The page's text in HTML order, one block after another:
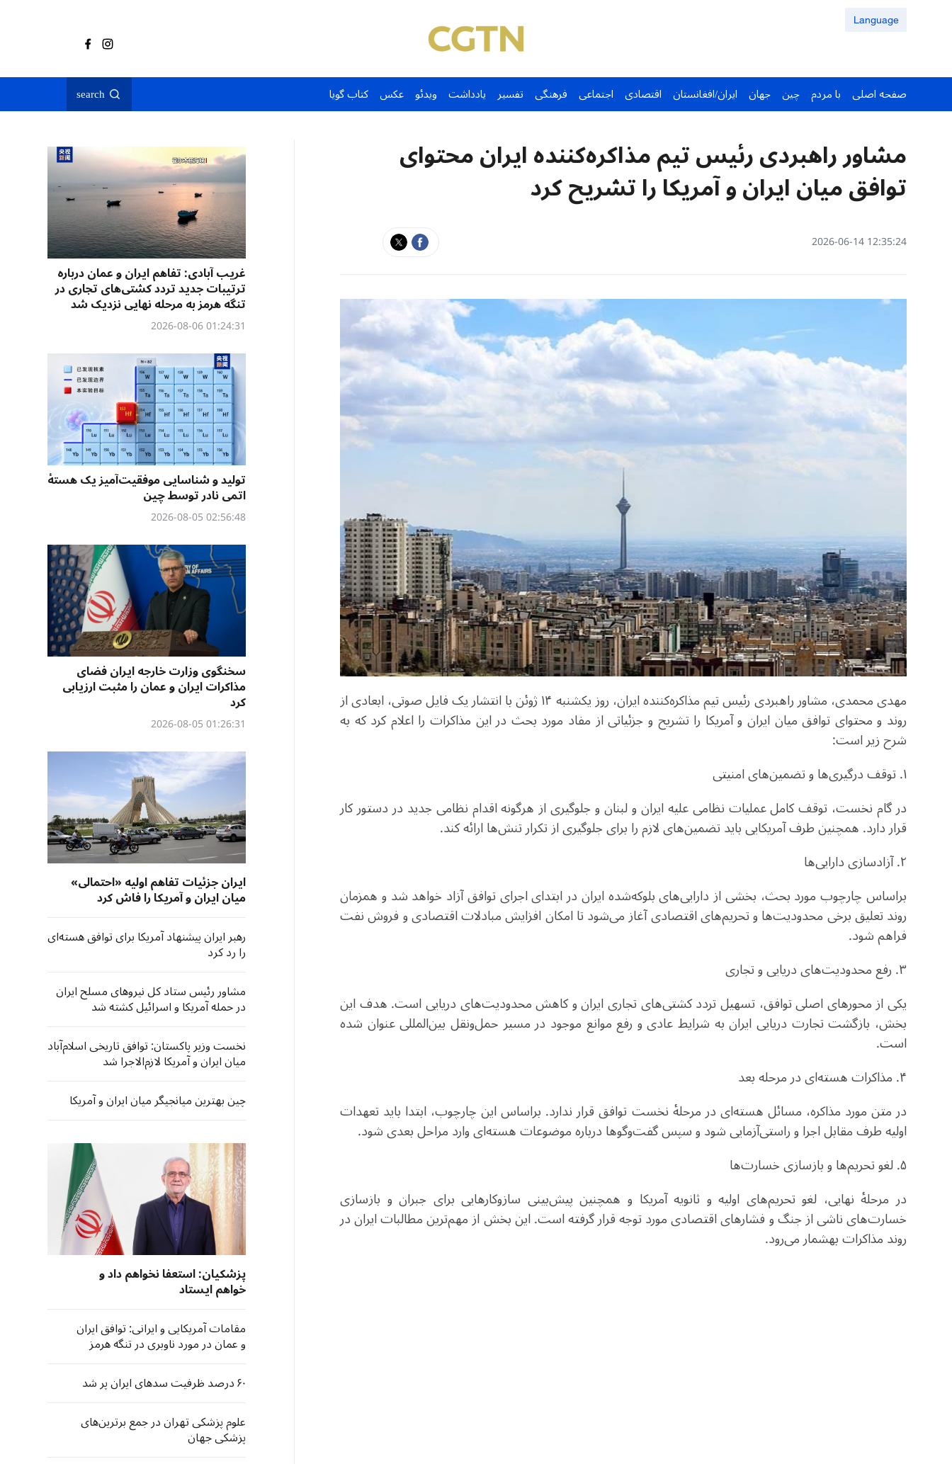
Language
صفحه اصلی با مردم چین جهان ایران/افغانستان اقتصادی اجتماعی فرهنگی تفسیر یادداشت ویدئو عکس کتاب گویا search
مشاور راهبردی رئیس تیم مذاکره‌کننده ایران محتوای
توافق میان ایران و آمریکا را تشریح کرد
12:35:24 2026-06-14
مهدی محمدی، مشاور راهبردی رئیس تیم مذاکره‌کننده ایران، روز یکشنبه ۱۴ ژوئن با انتشار یک فایل صوتی، ابعادی از
روند و محتوای توافق میان ایران و آمریکا را تشریح و جزئیاتی از مفاد مورد بحث در این مذاکرات را اعلام کرد که به
شرح زیر است:
۱. توقف درگیری‌ها و تضمین‌های امنیتی
در گام نخست، توقف کامل عملیات نظامی علیه ایران و لبنان و جلوگیری از هرگونه اقدام نظامی جدید در دستور کار
قرار دارد. همچنین طرف آمریکایی باید تضمین‌های لازم را برای جلوگیری از تکرار تنش‌ها ارائه کند.
۲. آزادسازی دارایی‌ها
براساس چارچوب مورد بحث، بخشی از دارایی‌های بلوکه‌شده ایران در ابتدای اجرای توافق آزاد خواهد شد و همزمان
روند تعلیق برخی محدودیت‌ها و تحریم‌های اقتصادی آغاز می‌شود تا امکان افزایش مبادلات اقتصادی و فروش نفت
فراهم شود.
۳. رفع محدودیت‌های دریایی و تجاری
یکی از محورهای اصلی توافق، تسهیل تردد کشتی‌های تجاری ایران و کاهش محدودیت‌های دریایی است. هدف این
بخش، بازگشت تجارت دریایی ایران به شرایط عادی و رفع موانع موجود در مسیر حمل‌ونقل بین‌المللی عنوان شده
است.
۴. مذاکرات هسته‌ای در مرحله بعد
در متن مورد مذاکره، مسائل هسته‌ای در مرحلۀ نخست توافق قرار ندارد. براساس این چارچوب، ابتدا باید تعهدات
اولیه طرف مقابل اجرا و راستی‌آزمایی شود و سپس گفت‌وگوها درباره موضوعات هسته‌ای وارد مراحل بعدی شود.
۵. لغو تحریم‌ها و بازسازی خسارت‌ها
در مرحلۀ نهایی، لغو تحریم‌های اولیه و ثانویه آمریکا و همچنین پیش‌بینی سازوکارهایی برای جبران و بازسازی
خسارت‌های ناشی از جنگ و فشارهای اقتصادی مورد توجه قرار گرفته است. این بخش از مهم‌ترین مطالبات ایران در
روند مذاکرات بهشمار می‌رود.
غریب آبادی: تفاهم ایران و عمان درباره
ترتیبات جدید تردد کشتی‌های تجاری در
تنگه هرمز به مرحله نهایی نزدیک شد
01:24:31 2026-08-06
تولید و شناسایی موفقیت‌آمیز یک هستهٔ
اتمی نادر توسط چین
02:56:48 2026-08-05
سخنگوی وزارت خارجه ایران فضای
مذاکرات ایران و عمان را مثبت ارزیابی
کرد
01:26:31 2026-08-05
ایران جزئیات تفاهم اولیه «احتمالی»
میان ایران و آمریکا را فاش کرد
رهبر ایران پیشنهاد آمریکا برای توافق هسته‌ای
را رد کرد
مشاور رئیس ستاد کل نیروهای مسلح ایران
در حمله آمریکا و اسرائیل کشته شد
نخست وزیر پاکستان: توافق تاریخی اسلام‌آباد
میان ایران و آمریکا لازم‌الاجرا شد
چین بهترین میانجیگر میان ایران و آمریکا
پزشکیان: استعفا نخواهم داد و
خواهم ایستاد
مقامات آمریکایی و ایرانی: توافق ایران
و عمان در مورد ناوبری در تنگه هرمز
نزدیک است
۶۰ درصد ظرفیت سدهای ایران پر شد
علوم پزشکی تهران در جمع برترین‌های
پزشکی جهان